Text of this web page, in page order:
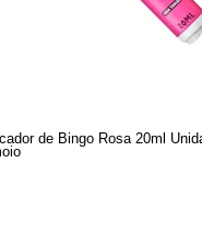
de Bingo Rosa 20ml